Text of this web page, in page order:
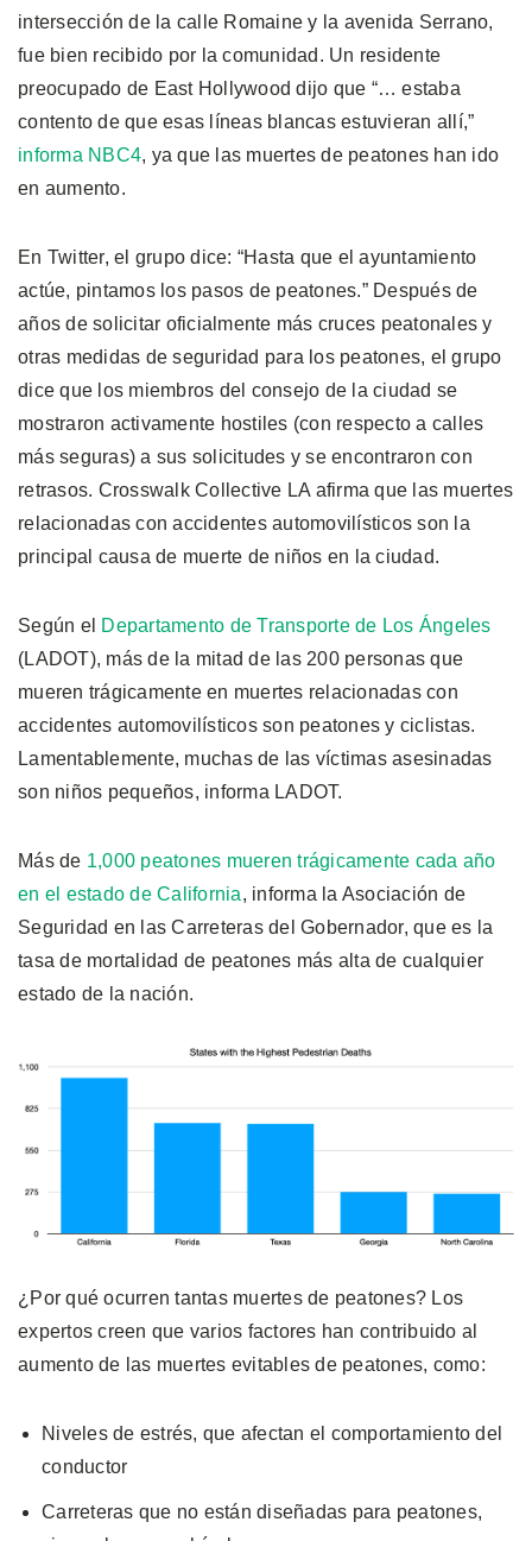
intersección de la calle Romaine y la avenida Serrano,
fue bien recibido por la comunidad. Un residente
preocupado de East Hollywood dijo que “… estaba
contento de que esas líneas blancas estuvieran allí,”
informa NBC4, ya que las muertes de peatones han ido
en aumento.
En Twitter, el grupo dice: “Hasta que el ayuntamiento
actúe, pintamos los pasos de peatones.” Después de
años de solicitar oficialmente más cruces peatonales y
otras medidas de seguridad para los peatones, el grupo
dice que los miembros del consejo de la ciudad se
mostraron activamente hostiles (con respecto a calles
más seguras) a sus solicitudes y se encontraron con
retrasos. Crosswalk Collective LA afirma que las muertes
relacionadas con accidentes automovilísticos son la
principal causa de muerte de niños en la ciudad.
Según el Departamento de Transporte de Los Ángeles
(LADOT), más de la mitad de las 200 personas que
mueren trágicamente en muertes relacionadas con
accidentes automovilísticos son peatones y ciclistas.
Lamentablemente, muchas de las víctimas asesinadas
son niños pequeños, informa LADOT.
Más de 1,000 peatones mueren trágicamente cada año
en el estado de California, informa la Asociación de
Seguridad en las Carreteras del Gobernador, que es la
tasa de mortalidad de peatones más alta de cualquier
estado de la nación.
¿Por qué ocurren tantas muertes de peatones? Los
expertos creen que varios factores han contribuido al
aumento de las muertes evitables de peatones, como:
Niveles de estrés, que afectan el comportamiento del
conductor
Carreteras que no están diseñadas para peatones,